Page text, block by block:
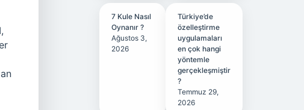
7 Kule Nasıl
Oynanır ?
Ağustos 3,
2026
Türkiye’de
özelleştirme
uygulamaları
en çok hangi
yöntemle
gerçekleşmiştir
?
Temmuz 29,
2026